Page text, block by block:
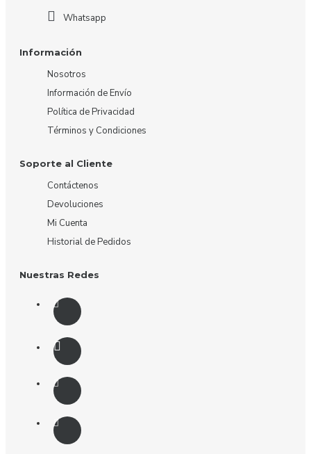
Whatsapp
Información
Nosotros
Información de Envío
Política de Privacidad
Términos y Condiciones
Soporte al Cliente
Contáctenos
Devoluciones
Mi Cuenta
Historial de Pedidos
Nuestras Redes